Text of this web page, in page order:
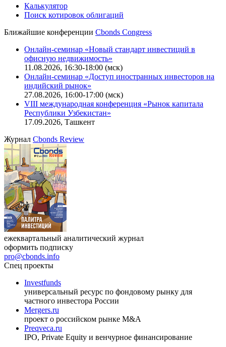
IT-аккредитация
Поиск котировок облигаций
Ближайшие конференцииCbonds Congress
Онлайн-семинар «Новый стандарт инвестиций в
офисную недвижимость»
11.08.2026, 16:30-18:00 (мск)
Онлайн-семинар «Доступ иностранных инвесторов на
индийский рынок»
VIII международная конференция «Рынок капитала
Республики Узбекистан»
17.09.2026, Ташкент
ЖурналCbonds Review
оформить подписку
pro@cbonds.info
Спец проекты
Investfunds
универсальный ресурс по фондовому рынку для
частного инвестора России